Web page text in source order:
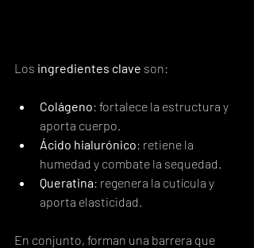
Los ingredientes clave son:
Colágeno: fortalece la estructura y
aporta cuerpo.
Ácido hialurónico: retiene la
humedad y combate la sequedad.
Queratina: regenera la cutícula y
aporta elasticidad.
En conjunto, forman una barrera que